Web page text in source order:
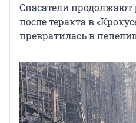
Спасатели продолжают
после теракта в
превратилась в